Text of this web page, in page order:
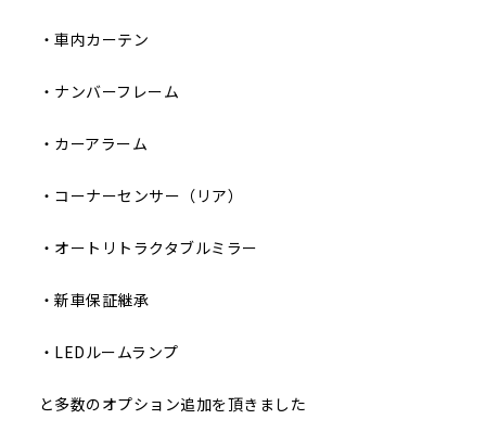
・車内カーテン
・ナンバーフレーム
・カーアラーム
・コーナーセンサー（リア）
・オートリトラクタブルミラー
・新車保証継承
・LEDルームランプ
と多数のオプション追加を頂きました